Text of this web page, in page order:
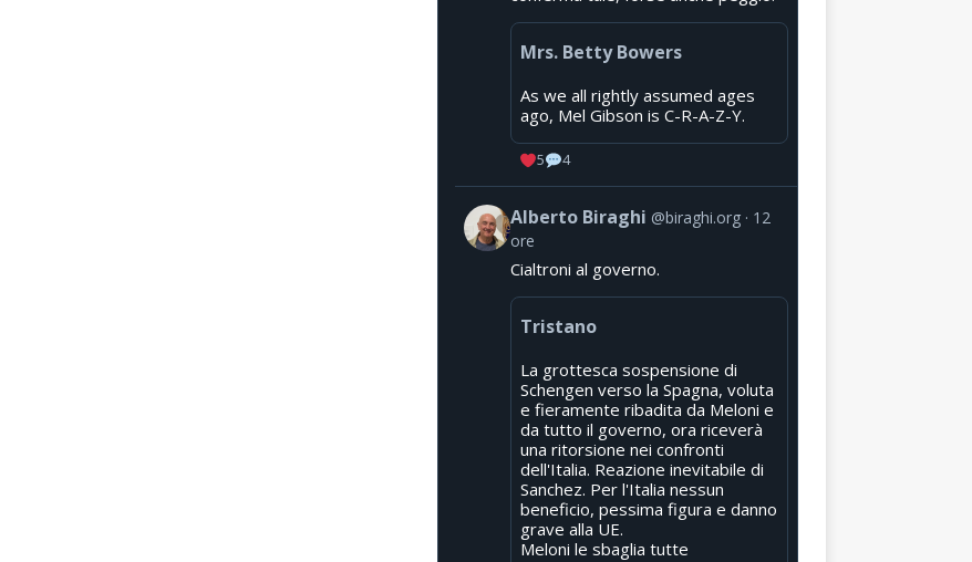
Mrs. Betty Bowers
As we all rightly assumed ages
ago, Mel Gibson is C-R-A-Z-Y.
5 4
Alberto Biraghi @biraghi.org
12
ore
Cialtroni al governo.
Tristano
La grottesca sospensione di
Schengen verso la Spagna, voluta
e fieramente ribadita da Meloni e
da tutto il governo, ora riceverà
una ritorsione nei confronti
dell'Italia. Reazione inevitabile di
Sanchez. Per l'Italia nessun
beneficio, pessima figura e danno
grave alla UE.
Meloni le sbaglia tutte